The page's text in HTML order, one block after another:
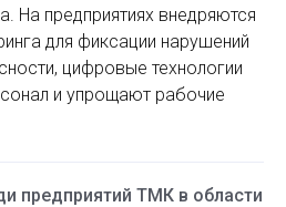
На предприятиях внедряются
для фиксации нарушений
цифровые технологии
и упрощают рабочие
предприятий ТМК в области